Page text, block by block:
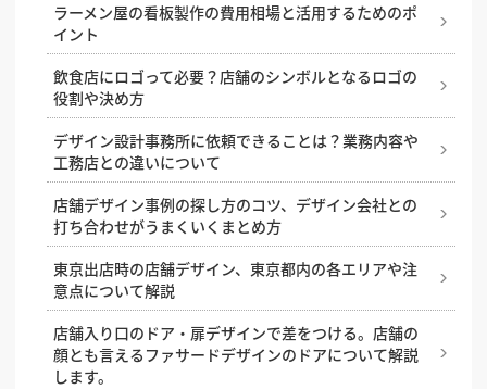
店舗デザインに必須の設計図、その見方や役割を解説
店舗デザインにおけるトイレ空間の作り方
居酒屋でコの字カウンターが人気の理由と内装のポイ
ント
魅力的な店舗入り口・ファサードをデザインするため
の5つの条件
居心地の良いカウンター席の高さ・サイズ・形の選び
方を解説
飲食店のテラス席に許可は必要？申請手続きと設計時
の注意点を解説
飲食店の内装レイアウトの基本
ラーメン屋の看板製作の費用相場と活用するためのポ
イント
飲食店にロゴって必要？店舗のシンボルとなるロゴの
役割や決め方
デザイン設計事務所に依頼できることは？業務内容や
工務店との違いについて
店舗デザイン事例の探し方のコツ、デザイン会社との
打ち合わせがうまくいくまとめ方
東京出店時の店舗デザイン、東京都内の各エリアや注
意点について解説
店舗入り口のドア・扉デザインで差をつける。店舗の
顔とも言えるファサードデザインのドアについて解説
します。